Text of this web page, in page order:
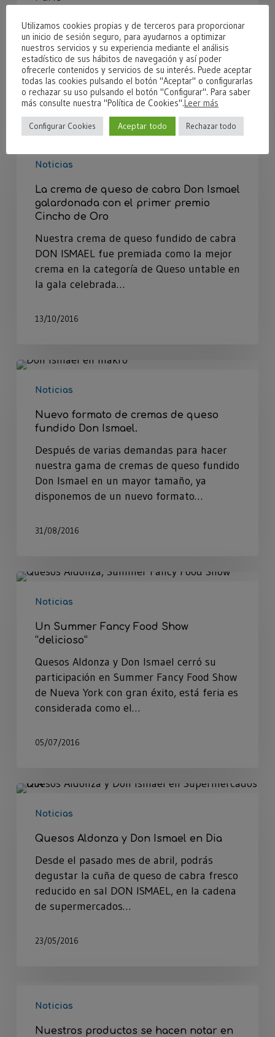
Quesos Aldonza y Don Ismael cerró la
temporada de ferias internacionales en
SIAL 2016 con un gran éxito. Esta feria de
alimentación la cuál es…
24/10/2016
Noticias
La crema de queso de cabra Don Ismael
galardonada con el primer premio
Cincho de Oro
Nuestra crema de queso fundido de cabra
DON ISMAEL fue premiada como la mejor
crema en la categoría de Queso untable en
la gala celebrada…
13/10/2016
Noticias
Nuevo formato de cremas de queso
fundido Don Ismael.
Después de varias demandas para hacer
nuestra gama de cremas de queso fundido
Don Ismael en un mayor tamaño, ya
disponemos de un nuevo formato…
31/08/2016
Noticias
Un Summer Fancy Food Show
“delicioso”
Quesos Aldonza y Don Ismael cerró su
participación en Summer Fancy Food Show
de Nueva York con gran éxito, está feria es
considerada como el…
05/07/2016
Noticias
Quesos Aldonza y Don Ismael en Dia
Desde el pasado mes de abril, podrás
degustar la cuña de queso de cabra fresco
reducido en sal DON ISMAEL, en la cadena
de supermercados…
23/05/2016
Noticias
Nuestros productos se hacen notar en
Utilizamos cookies propias y de terceros para proporcionar
un inicio de sesión seguro, para ayudarnos a optimizar
nuestros servicios y su experiencia mediante el análisis
estadístico de sus hábitos de navegación y así poder
ofrecerle contenidos y servicios de su interés. Puede aceptar
todas las cookies pulsando el botón "Aceptar" o configurarlas
o rechazar su uso pulsando el botón "Configurar". Para saber
más consulte nuestra "Política de Cookies".Leer más
Configurar Cookies Aceptar todo Rechazar todo